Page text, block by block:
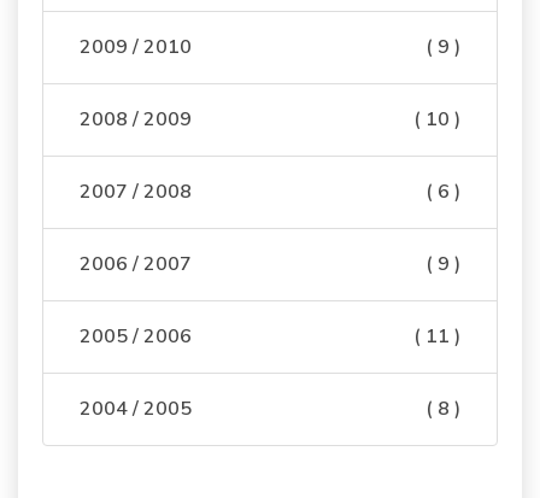
2009 / 2010 ( 9 )
2008 / 2009 ( 10 )
2007 / 2008 ( 6 )
2006 / 2007 ( 9 )
2005 / 2006 ( 11 )
2004 / 2005 ( 8 )